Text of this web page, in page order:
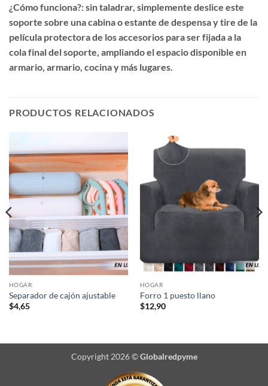
¿Cómo funciona?:sin taladrar, simplemente deslice este
soporte sobre una cabina o estante de despensa y tire de la
película protectora de los accesorios para ser fijada a la
cola final del soporte, ampliando el espacio disponible en
armario, armario, cocina y más lugares.
PRODUCTOS RELACIONADOS
HOGAR
Separador de cajón ajustable
$4,65
HOGAR
Forro 1 puesto llano
$12,90
Copyright 2026 ©Globalredpyme